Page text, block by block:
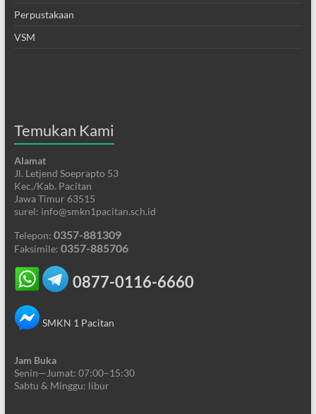
Perpustakaan
VSM
Temukan Kami
Alamat
Jl. Letjend Soeprapto 53
Kec./Kab. Pacitan
Jawa Timur 63515
surel: info@smkn1pacitan.sch.id
Telepon: 0357-881309
Faksimile: 0357-885706
0877-0116-6660
SMKN 1 Pacitan
Jam Buka
Senin—Jumat: 07:00–15:30
Sabtu & Minggu: libur